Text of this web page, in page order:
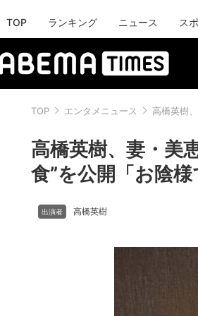
TOP ランキング ニュース ス
TOP エンタメニュース 高橋英樹
高橋英樹、妻・美
食”を公開「お陰
高橋英樹